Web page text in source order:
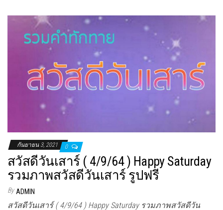
กันยายน 3, 2021 0
สวัสดีวันเสาร์ ( 4/9/64 ) Happy Saturday
รวมภาพสวัสดีวันเสาร์ รูปฟรี
By ADMIN
สวัสดีวันเสาร์ ( 4/9/64 ) Happy Saturday รวมภาพสวัสดีวัน